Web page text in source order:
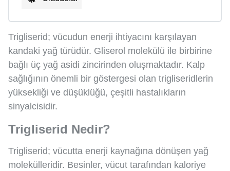
Trigliserid; vücudun enerji ihtiyacını karşılayan
kandaki yağ türüdür. Gliserol molekülü ile birbirine
bağlı üç yağ asidi zincirinden oluşmaktadır. Kalp
sağlığının önemli bir göstergesi olan trigliseridlerin
yüksekliği ve düşüklüğü, çeşitli hastalıkların
sinyalcisidir.
Trigliserid Nedir?
Trigliserid; vücutta enerji kaynağına dönüşen yağ
molekülleridir. Besinler, vücut tarafından kaloriye